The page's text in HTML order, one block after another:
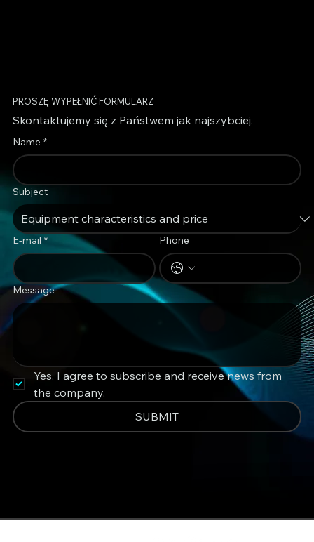
PROSZĘ WYPEŁNIĆ FORMULARZ
Skontaktujemy się z Państwem jak najszybciej.
Name *
Subject
E-mail * Phone
Message
Yes, I agree to subscribe and receive news from
the company.
SUBMIT